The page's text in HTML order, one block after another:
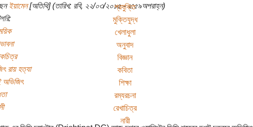
প্রযুক্তি
মুক্তিযুদ্ধ
খেলাধুলা
অনুবাদ
বিজ্ঞান
কবিতা
শিক্ষা
রম্যরচনা
রেখাচিত্র
নারী
ইয়ামেন[অতিথি] (তারিখ: রবি, ২২/০৩/২০১৫ - ২:৫৯অপরাহ্ন)
রায় হত্যা
অভিজিৎ